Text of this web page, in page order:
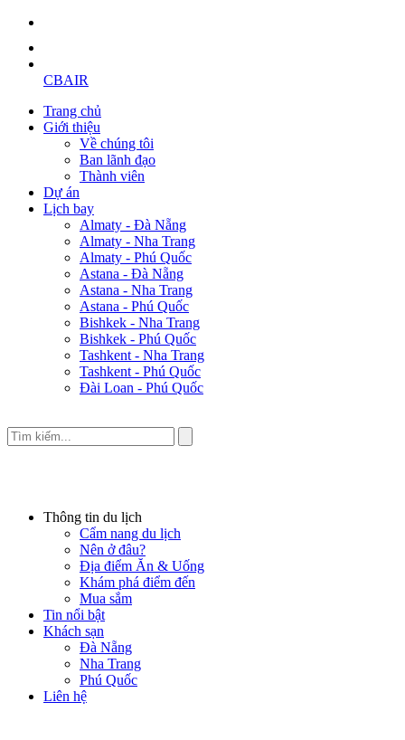
CBAIR
Trang chủ
Giới thiệu
Về chúng tôi
Ban lãnh đạo
Thành viên
Dự án
Lịch bay
Almaty - Đà Nẵng
Almaty - Nha Trang
Almaty - Phú Quốc
Astana - Đà Nẵng
Astana - Nha Trang
Astana - Phú Quốc
Bishkek - Nha Trang
Bishkek - Phú Quốc
Tashkent - Nha Trang
Tashkent - Phú Quốc
Đài Loan - Phú Quốc
Thông tin du lịch
Cẩm nang du lịch
Nên ở đâu?
Địa điểm Ăn & Uống
Khám phá điểm đến
Mua sắm
Tin nổi bật
Khách sạn
Đà Nẵng
Nha Trang
Phú Quốc
Liên hệ